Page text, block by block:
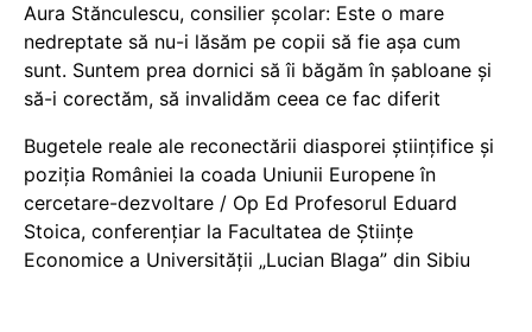
Aura Stănculescu, consilier școlar: Este o mare
nedreptate să nu-i lăsăm pe copii să fie așa cum
sunt. Suntem prea dornici să îi băgăm în șabloane și
să-i corectăm, să invalidăm ceea ce fac diferit
Bugetele reale ale reconectării diasporei științifice și
poziția României la coada Uniunii Europene în
cercetare-dezvoltare / Op Ed Profesorul Eduard
Stoica, conferențiar la Facultatea de Științe
Economice a Universității „Lucian Blaga” din Sibiu